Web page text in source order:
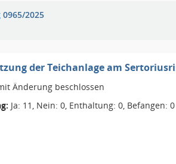
2025
der Teichanlage am
Änderung beschlossen
Ja: 11, Nein: 0, Enthaltung: 0, Befangen: 0